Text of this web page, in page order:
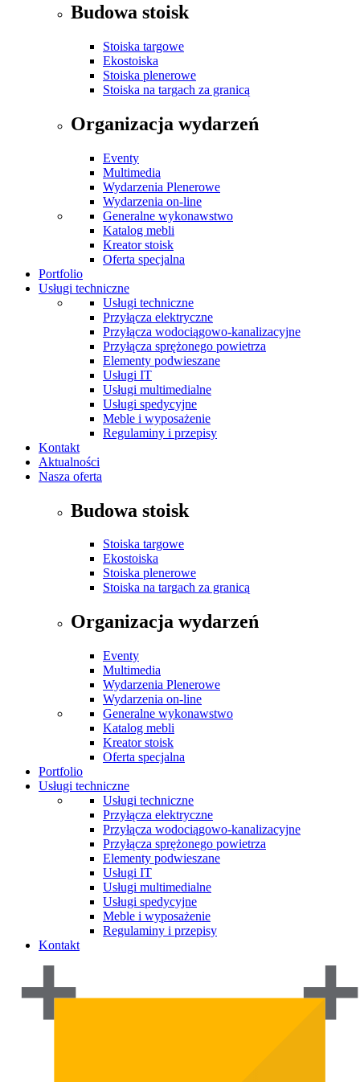
Budowa stoisk
Stoiska targowe
Ekostoiska
Stoiska plenerowe
Stoiska na targach za granicą
Organizacja wydarzeń
Eventy
Multimedia
Wydarzenia Plenerowe
Wydarzenia on-line
Generalne wykonawstwo
Katalog mebli
Kreator stoisk
Oferta specjalna
Portfolio
Usługi techniczne
Usługi techniczne
Przyłącza elektryczne
Przyłącza wodociągowo-kanalizacyjne
Przyłącza sprężonego powietrza
Elementy podwieszane
Usługi IT
Usługi multimedialne
Usługi spedycyjne
Meble i wyposażenie
Regulaminy i przepisy
Kontakt
Aktualności
Nasza oferta
Budowa stoisk
Stoiska targowe
Ekostoiska
Stoiska plenerowe
Stoiska na targach za granicą
Organizacja wydarzeń
Eventy
Multimedia
Wydarzenia Plenerowe
Wydarzenia on-line
Generalne wykonawstwo
Katalog mebli
Kreator stoisk
Oferta specjalna
Portfolio
Usługi techniczne
Usługi techniczne
Przyłącza elektryczne
Przyłącza wodociągowo-kanalizacyjne
Przyłącza sprężonego powietrza
Elementy podwieszane
Usługi IT
Usługi multimedialne
Usługi spedycyjne
Meble i wyposażenie
Regulaminy i przepisy
Kontakt